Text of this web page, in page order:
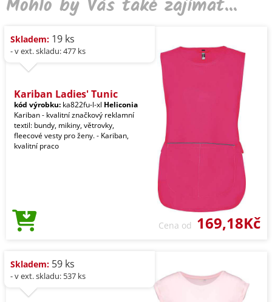
Mohlo by Vás také zajímat...
Skladem: 19 ks
- v ext. skladu: 477 ks
Kariban Ladies' Tunic
kód výrobku: ka822fu-l-xl Heliconia
Kariban - kvalitní značkový reklamní
textil: bundy, mikiny, větrovky,
fleecové vesty pro ženy. - Kariban,
kvalitní praco
Cena od 169,18Kč
Skladem: 59 ks
- v ext. skladu: 537 ks